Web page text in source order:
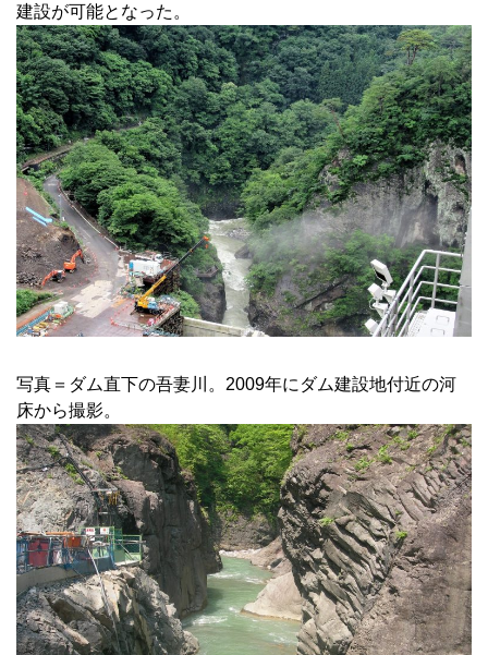
建設が可能となった。
写真＝ダム直下の吾妻川。2009年にダム建設地付近の河
床から撮影。